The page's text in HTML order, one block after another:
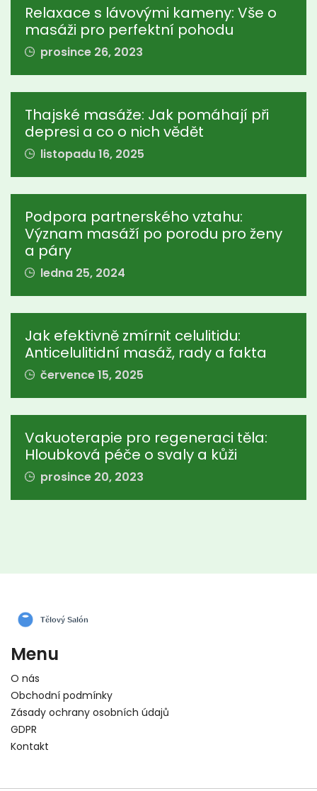
Relaxace s lávovými kameny: Vše o
masáži pro perfektní pohodu
prosince 26, 2023
Thajské masáže: Jak pomáhají při
depresi a co o nich vědět
listopadu 16, 2025
Podpora partnerského vztahu:
Význam masáží po porodu pro ženy
a páry
ledna 25, 2024
Jak efektivně zmírnit celulitidu:
Anticelulitidní masáž, rady a fakta
července 15, 2025
Vakuoterapie pro regeneraci těla:
Hloubková péče o svaly a kůži
prosince 20, 2023
Menu
O nás
Obchodní podmínky
Zásady ochrany osobních údajů
GDPR
Kontakt